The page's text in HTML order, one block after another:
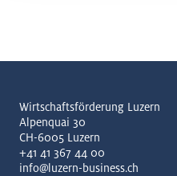
Wirtschaftsförderung Luzern
Alpenquai 30
CH-6005 Luzern
+41 41 367 44 00
info@luzern-business.ch